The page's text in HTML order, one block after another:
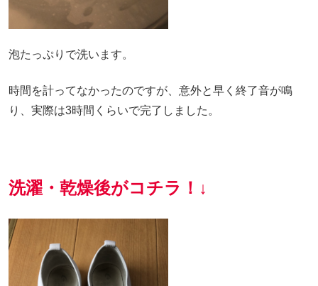
泡たっぷりで洗います。
時間を計ってなかったのですが、意外と早く終了音が鳴
り、実際は3時間くらいで完了しました。
洗濯・乾燥後がコチラ！↓